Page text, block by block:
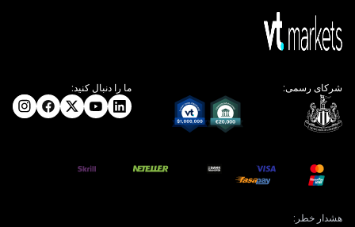
جریان‌های موقتی در برابر
مبانی داخلی
نرخ ارز USD/TWD بالای ۳۲ تثبیت شده، اما ما منشأ این
وضعیت را جریان‌های موقتی می‌دانیم نه ضعف بنیادین.
می‌دهد اقتصاد زیربنایی همچنان باثبات است. فشار اصلی از
فصل پرداخت سود نقدی و فروش سهام توسط
ما را دنبال کنید: شرکای رسمی:
هشدار خطر: